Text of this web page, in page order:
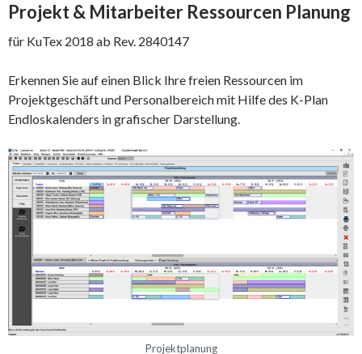
Projekt & Mitarbeiter Ressourcen Planung
für KuTex 2018 ab Rev. 2840147
Erkennen Sie auf einen Blick Ihre freien Ressourcen im
Projektgeschäft und Personalbereich mit Hilfe des K-Plan
Endloskalenders in grafischer Darstellung.
Projektplanung